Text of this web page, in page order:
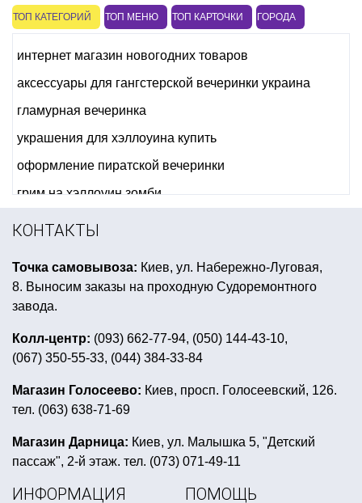
ТОП КАТЕГОРИЙ ТОП МЕНЮ ТОП КАРТОЧКИ ГОРОДА
интернет магазин новогодних товаров
аксессуары для гангстерской вечеринки украина
гламурная вечеринка
украшения для хэллоуина купить
оформление пиратской вечеринки
грим на хэллоуин зомби
новогодний костюм купить украина
новогодние браслеты
бумажные тарелки оптом
праздничные скатерти
атрибутика для девичника
кубинская вечеринка атрибуты
купить воздушный шар с гелием
матовые воздушные шары купить
медали подарочные купить
бумажные стаканчики для праздника
КОНТАКТЫ
Точка самовывоза: Киев, ул. Набережно-Луговая,
8. Выносим заказы на проходную Судоремонтного
завода.
Колл-центр: (093) 662-77-94, (050) 144-43-10,
(067) 350-55-33, (044) 384-33-84
Магазин Голосеево: Киев, просп. Голосеевский, 126.
тел. (063) 638-71-69
Магазин Дарница: Киев, ул. Малышка 5, "Детский
пассаж", 2-й этаж. тел. (073) 071-49-11
ИНФОРМАЦИЯ ПОМОЩЬ